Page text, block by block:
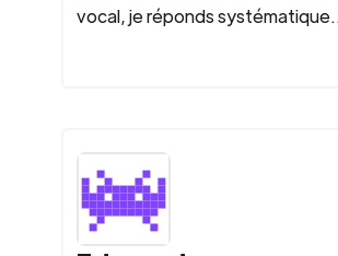
vocal, je réponds